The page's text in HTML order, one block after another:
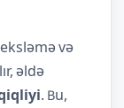
və
əldə
. Bu,